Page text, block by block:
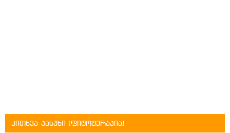
კითხვა-პასუხი (ფიტოტერაპია)